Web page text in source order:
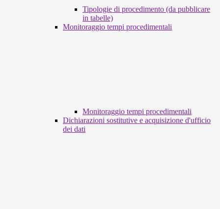
Tipologie di procedimento (da pubblicare
in tabelle)
Monitoraggio tempi procedimentali
Monitoraggio tempi procedimentali
Dichiarazioni sostitutive e acquisizione d'ufficio
dei dati